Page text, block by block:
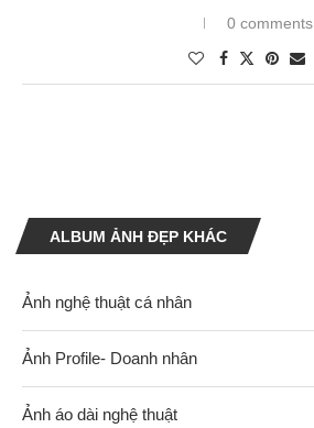
0 comments
ALBUM ẢNH ĐẸP KHÁC
Ảnh nghệ thuật cá nhân
Ảnh Profile- Doanh nhân
Ảnh áo dài nghệ thuật